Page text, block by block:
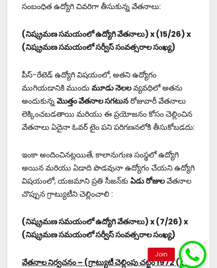
సంబంధిత ఉద్యోగి చివరిగా తీసుకున్న వేతనాలు:
(నిష్క్రమణ సమయంలో ఉద్యోగి వేతనాలు) x (15/26) x
(నిష్క్రమణ సమయంలో సర్వీస్ సంవత్సరాల సంఖ్య)
పీస్-రేటెడ్ ఉద్యోగి విషయంలో, అతని ఉద్యోగం
ముగియడానికి ముందు మూడు నెలలవ్యవధిలో అతను
అందుకున్నమొత్తం వేతనాల సగటునరోజువారీ వేతనాలు
లెక్కించబడతాయి మరియు ఈ ప్రయోజనం కోసం చెల్లించిన
వేతనాలు ఏదైనా ఓవర్ టైం పని పరిగణనలోకి తీసుకోబడదు:
ఇంకా అందించినట్లయితే, కాలానుగుణ సంస్థలో ఉద్యోగి
అయిన మరియు ఏడాది పొడవునా ఉద్యోగం చేయని ఉద్యోగి
విషయంలో, యజమాని ప్రతి సీజన్‌కు ఏడు రోజులవేతనాల
చొప్పున గ్రాట్యుటీని చెల్లించాలి :
(నిష్క్రమణ సమయంలో ఉద్యోగి వేతనాలు) x (7/26) x
(నిష్క్రమణ సమయంలో సర్వీస్ సంవత్సరాల సంఖ్య)
వేతనాల నిర్వచనం – (గ్రాట్యుటీ చెల్లింపు చట్టం 1972 (a)